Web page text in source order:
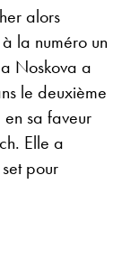
alors
la numéro un
Noskova a
le deuxième
sa faveur
Elle a
pour